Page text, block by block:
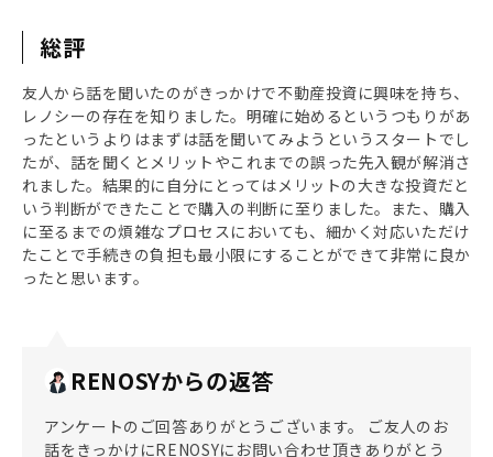
総評
友人から話を聞いたのがきっかけで不動産投資に興味を持ち、
レノシーの存在を知りました。明確に始めるというつもりがあ
ったというよりはまずは話を聞いてみようというスタートでし
たが、話を聞くとメリットやこれまでの誤った先入観が解消さ
れました。結果的に自分にとってはメリットの大きな投資だと
いう判断ができたことで購入の判断に至りました。また、購入
に至るまでの煩雑なプロセスにおいても、細かく対応いただけ
たことで手続きの負担も最小限にすることができて非常に良か
ったと思います。
RENOSYからの返答
アンケートのご回答ありがとうございます。 ご友人のお
話をきっかけにRENOSYにお問い合わせ頂きありがとう